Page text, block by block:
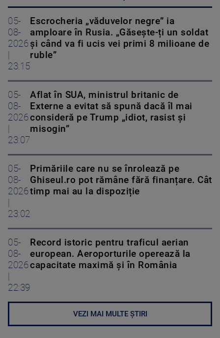
05-
08-
2026
23:15
Escrocheria „văduvelor negre” ia
amploare în Rusia. „Găsește-ți un soldat
și când va fi ucis vei primi 8 milioane de
ruble”
05-
08-
2026
23:07
Aflat în SUA, ministrul britanic de
Externe a evitat să spună dacă îl mai
consideră pe Trump „idiot, rasist și
misogin”
05-
08-
2026
23:02
Primăriile care nu se înrolează pe
Ghiseul.ro pot rămâne fără finanțare. Cât
timp mai au la dispoziție
05-
08-
2026
22:39
Record istoric pentru traficul aerian
european. Aeroporturile operează la
capacitate maximă și în România
VEZI MAI MULTE ȘTIRI